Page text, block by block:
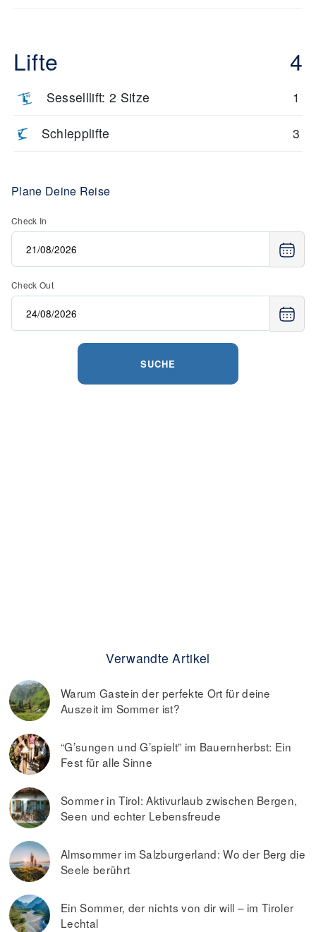
Lifte 4
Sesselllift: 2 Sitze 1
Schlepplifte 3
Plane Deine Reise
Check In
Check Out
SUCHE
Verwandte Artikel
Warum Gastein der perfekte Ort für deine
Auszeit im Sommer ist?
“G’sungen und G’spielt” im Bauernherbst: Ein
Fest für alle Sinne
Sommer in Tirol: Aktivurlaub zwischen Bergen,
Seen und echter Lebensfreude
Almsommer im Salzburgerland: Wo der Berg die
Seele berührt
Ein Sommer, der nichts von dir will – im Tiroler
Lechtal